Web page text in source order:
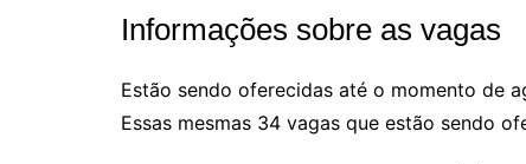
Informações sobre as vagas
Estão sendo oferecidas até o momento de
Essas mesmas 34 vagas que estão sendo